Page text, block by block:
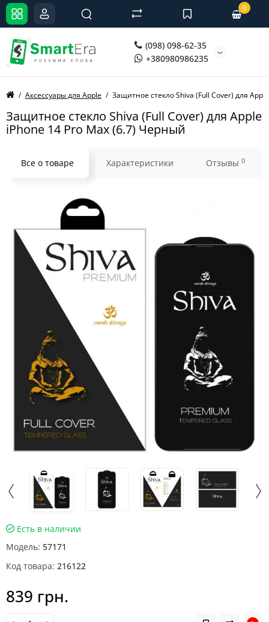
(098) 098-62-35
+380980986235
0
Аксессуары для Apple Защитное стекло Shiva (Full Cover) для
Защитное стекло Shiva (Full Cover) для Apple
iPhone 14 Pro Max (6.7) Черный
Все о товаре Характеристики Отзывы 0
Есть в наличии
Модель: 57171
Код товара: 216122
839 грн.